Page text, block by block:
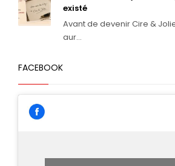
existé
Avant de devenir Cire &
aur...
FACEBOOK